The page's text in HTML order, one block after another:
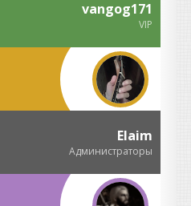
|
в
20-
vangog171
VIP
Elaim
Администраторы